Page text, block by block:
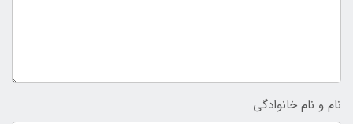
نام و نام خانوادگی